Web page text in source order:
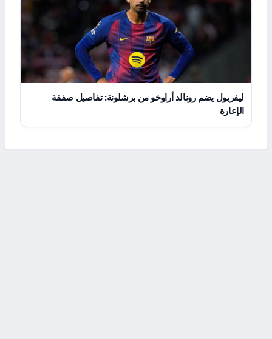
ليفربول يضم رونالد أراوخو من برشلونة: تفاصيل صفقة
الإعارة